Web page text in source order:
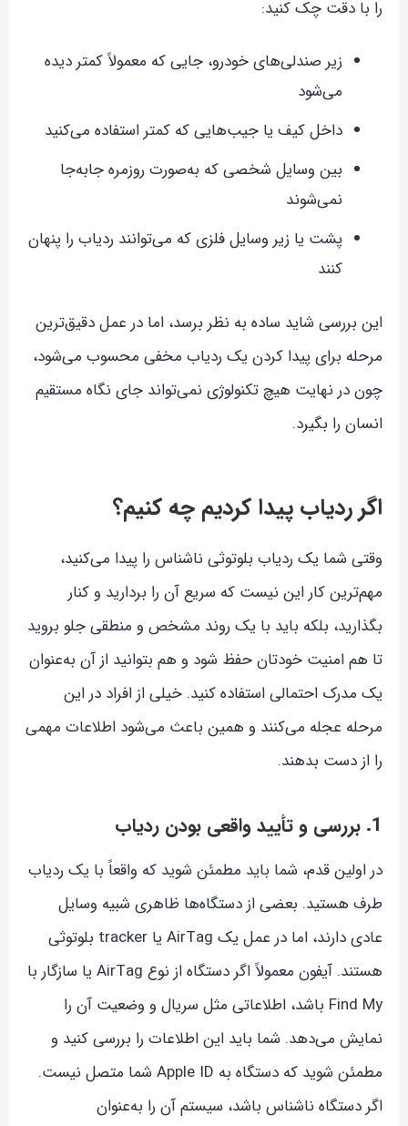
را با دقت چک کنید:
زیر صندلی‌های خودرو، جایی که معمولاً کمتر دیده
می‌شود
داخل کیف یا جیب‌هایی که کمتر استفاده می‌کنید
بین وسایل شخصی که به‌صورت روزمره جابه‌جا
نمی‌شوند
پشت یا زیر وسایل فلزی که می‌توانند ردیاب را پنهان
کنند
این بررسی شاید ساده به نظر برسد، اما در عمل دقیق‌ترین
مرحله برای پیدا کردن یک ردیاب مخفی محسوب می‌شود،
چون در نهایت هیچ تکنولوژی نمی‌تواند جای نگاه مستقیم
انسان را بگیرد.
اگر ردیاب پیدا کردیم چه کنیم؟
وقتی شما یک ردیاب بلوتوثی ناشناس را پیدا می‌کنید،
مهم‌ترین کار این نیست که سریع آن را بردارید و کنار
بگذارید، بلکه باید با یک روند مشخص و منطقی جلو بروید
تا هم امنیت خودتان حفظ شود و هم بتوانید از آن به‌عنوان
یک مدرک احتمالی استفاده کنید. خیلی از افراد در این
مرحله عجله می‌کنند و همین باعث می‌شود اطلاعات مهمی
را از دست بدهند.
1. بررسی و تأیید واقعی بودن ردیاب
در اولین قدم، شما باید مطمئن شوید که واقعاً با یک ردیاب
طرف هستید. بعضی از دستگاه‌ها ظاهری شبیه وسایل
عادی دارند، اما در عمل یک AirTag یا tracker بلوتوثی
هستند. آیفون معمولاً اگر دستگاه از نوع AirTag یا سازگار با
Find My باشد، اطلاعاتی مثل سریال و وضعیت آن را
نمایش می‌دهد. شما باید این اطلاعات را بررسی کنید و
مطمئن شوید که دستگاه به Apple ID شما متصل نیست.
اگر دستگاه ناشناس باشد، سیستم آن را به‌عنوان